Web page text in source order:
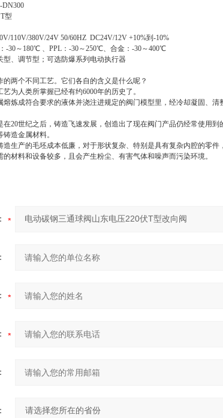
DN300
型
110V/380V/24V 50/60HZ DC24V/12V +10%到-10%
：-30～180℃ 、PPL：-30～250℃、合金：-30～400℃
型、调节型；可选防爆系列电动执行器
的两个不同工艺。它们各自的含义是什么呢？
艺为人类所掌握已经有约6000年的历史了。
熔炼成符合要求的液体并浇注进规定的阀门模型里，经冷却凝固、
在20世纪之后，铸造飞速发展，创造出了现在阀门产品仍经常使用
造金属材料。
造生产的毛坯成本低廉，对于形状复杂、特别是具有复杂内腔的零
材料和设备较多，且会产生粉尘、有害气体和噪声而污染环境。